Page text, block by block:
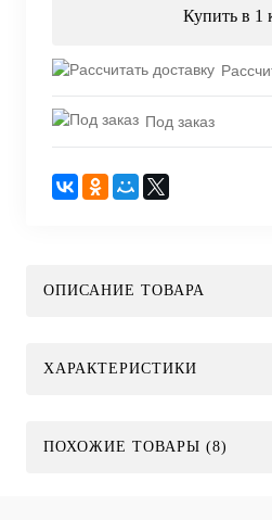
Купить в 1
Под заказ
ОПИСАНИЕ ТОВАРА
ХАРАКТЕРИСТИКИ
ПОХОЖИЕ ТОВАРЫ (8)